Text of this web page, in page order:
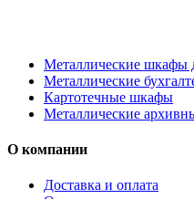
Металлические шкафы
Металлические
Картотечные шкафы
Металлические
О компании
Доставка и оплата